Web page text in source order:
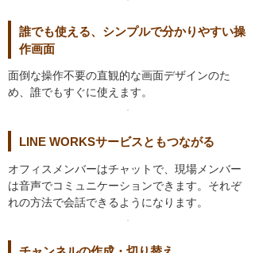
誰でも使える、シンプルで分かりやすい操
作画面
面倒な操作不要の直観的な画面デザインのた
め、誰でもすぐに使えます。
LINE WORKSサービスともつながる
オフィスメンバーはチャットで、現場メンバー
は音声でコミュニケーションできます。それぞ
れの方法で会話できるようになります。